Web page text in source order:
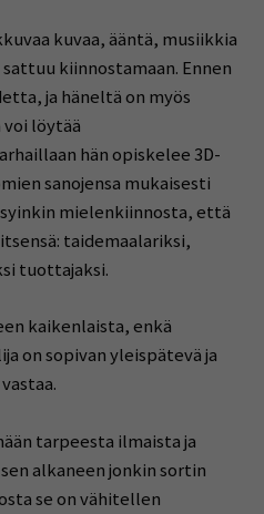
kuvaa, ääntä, musiikkia
kiinnostamaan. Ennen
ja häneltä on myös
löytää
hän opiskelee 3D-
sanojensa mukaisesti
mielenkiinnosta, että
taidemaalariksi,
tuottajaksi.
kaikenlaista, enkä
on sopivan yleispätevä ja
tarpeesta ilmaista ja
alkaneen jonkin sortin
se on vähitellen